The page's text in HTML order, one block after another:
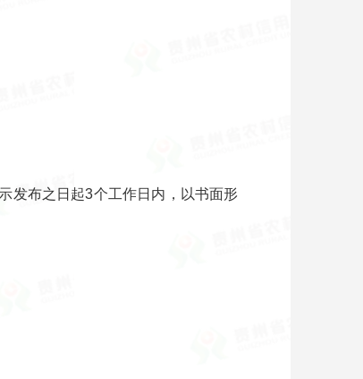
发布之日起3个工作日内，以书面形